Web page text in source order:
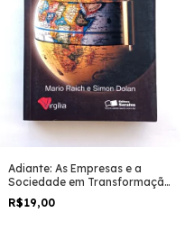
Adiante: As Empresas e a
Sociedade em Transformação
- Mario Raich e Simon Dolan
R$19,00